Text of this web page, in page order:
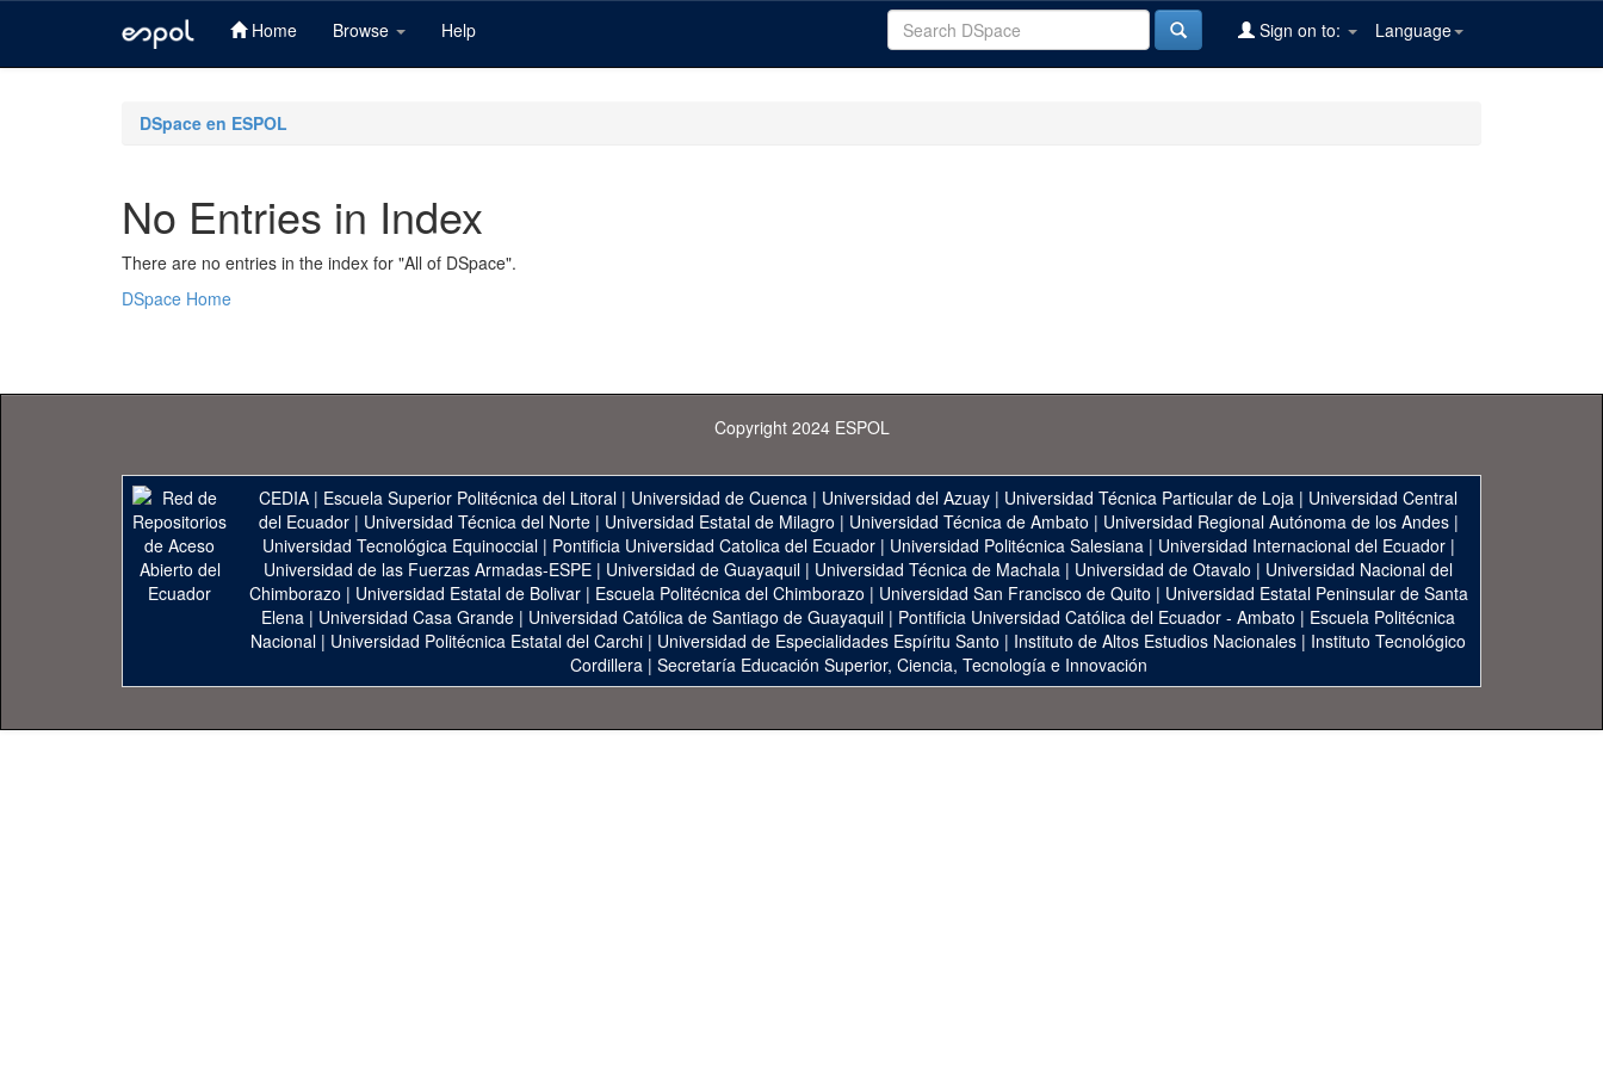
Home Browse Help Language
Sign on to:
DSpace en ESPOL
No Entries in Index
There are no entries in the index for "All of DSpace".
DSpace Home
Copyright 2024 ESPOL
CEDIA | Escuela Superior Politécnica del Litoral | Universidad de Cuenca | Universidad del Azuay | Universidad Técnica Particular de Loja | Universidad Central
del Ecuador| Universidad Técnica del Norte| Universidad Estatal de Milagro | Universidad Técnica de Ambato | Universidad Regional Autónoma de los Andes|
Universidad Tecnológica Equinoccial| Pontificia Universidad Catolica del Ecuador| Universidad Politécnica Salesiana| Universidad Internacional del Ecuador|
Universidad de las Fuerzas Armadas-ESPE | Universidad de Guayaquil | Universidad Técnica de Machala | Universidad de Otavalo | Universidad Nacional del
Chimborazo | Universidad Estatal de Bolivar| Escuela Politécnica del Chimborazo | Universidad San Francisco de Quito | Universidad Estatal Peninsular de Santa
Elena | Universidad Casa Grande | Universidad Católica de Santiago de Guayaquil | Pontificia Universidad Católica del Ecuador - Ambato | Escuela Politécnica
Nacional | Universidad Politécnica Estatal del Carchi | Universidad de Especialidades Espíritu Santo | Instituto de Altos Estudios Nacionales | Instituto Tecnológico
Cordillera| Secretaría Educación Superior, Ciencia, Tecnología e Innovación